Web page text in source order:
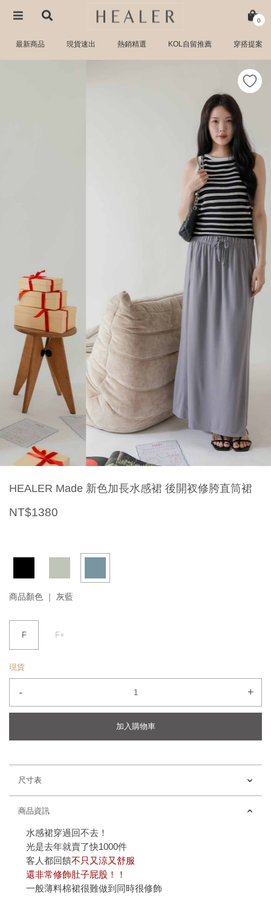
0
最新商品 現貨速出 熱銷精選 KOL自留推薦 穿搭提案
HEALER Made 新色加長水感裙 後開衩修胯直筒裙
NT$1380
商品顏色 ｜ 灰藍
F F+
現貨
- +
加入購物車
尺寸表
商品資訊
水感裙穿過回不去！
光是去年就賣了快1000件
客人都回饋不只又涼又舒服
還非常修飾肚子屁股！！
一般薄料棉裙很難做到同時很修飾